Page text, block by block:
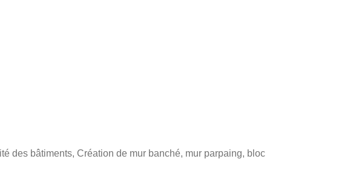
des bâtiments, Création de mur banché, mur parpaing, bloc